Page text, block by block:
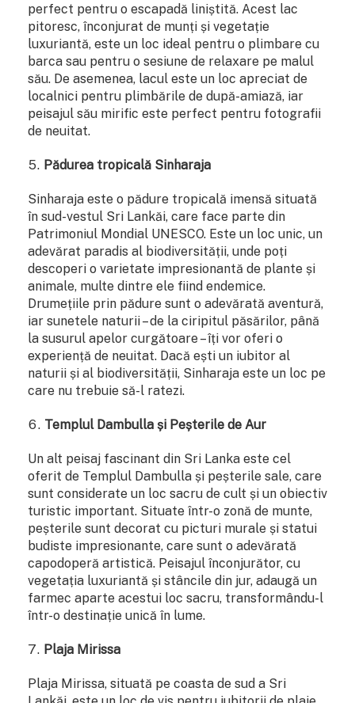
perfect pentru o escapadă liniștită. Acest lac
pitoresc, înconjurat de munți și vegetație
luxuriantă, este un loc ideal pentru o plimbare cu
barca sau pentru o sesiune de relaxare pe malul
său. De asemenea, lacul este un loc apreciat de
localnici pentru plimbările de după-amiază, iar
peisajul său mirific este perfect pentru fotografii
de neuitat.
Pădurea tropicală Sinharaja
Sinharaja este o pădure tropicală imensă situată
în sud-vestul Sri Lankăi, care face parte din
Patrimoniul Mondial UNESCO. Este un loc unic, un
adevărat paradis al biodiversității, unde poți
descoperi o varietate impresionantă de plante și
animale, multe dintre ele fiind endemice.
Drumețiile prin pădure sunt o adevărată aventură,
iar sunetele naturii – de la ciripitul păsărilor, până
la susurul apelor curgătoare – îți vor oferi o
experiență de neuitat. Dacă ești un iubitor al
naturii și al biodiversității, Sinharaja este un loc pe
care nu trebuie să-l ratezi.
Templul Dambulla și Peșterile de Aur
Un alt peisaj fascinant din Sri Lanka este cel
oferit de Templul Dambulla și peșterile sale, care
sunt considerate un loc sacru de cult și un obiectiv
turistic important. Situate într-o zonă de munte,
peșterile sunt decorat cu picturi murale și statui
budiste impresionante, care sunt o adevărată
capodoperă artistică. Peisajul înconjurător, cu
vegetația luxuriantă și stâncile din jur, adaugă un
farmec aparte acestui loc sacru, transformându-l
într-o destinație unică în lume.
Plaja Mirissa
Plaja Mirissa, situată pe coasta de sud a Sri